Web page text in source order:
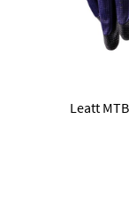
Leatt